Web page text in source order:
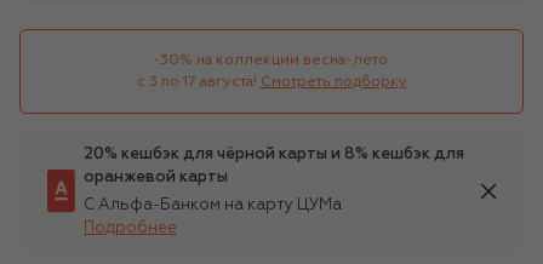
-30% на коллекции весна-лето
с 3 по 17 августа! Смотреть подборку
20% кешбэк для чёрной карты и 8% кешбэк для
оранжевой карты
С Альфа-Банком на карту ЦУМа
Подробнее